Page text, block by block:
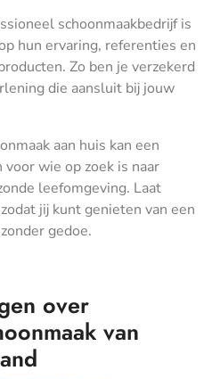
schoonmaakbedrijf is
hun ervaring, referenties en
Zo ben je verzekerd
die aansluit bij jouw
aan huis kan een
wie op zoek is naar
leefomgeving. Laat
jij kunt genieten van een
gedoe.
over
van